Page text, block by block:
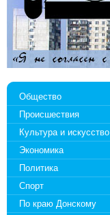
Общество
Происшествия
Культура и искусство
Экономика
Политика
Спорт
По краю Донскому